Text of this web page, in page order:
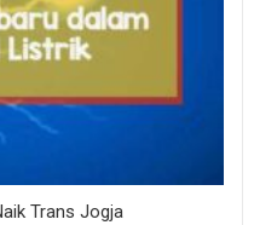
Trans Jogja